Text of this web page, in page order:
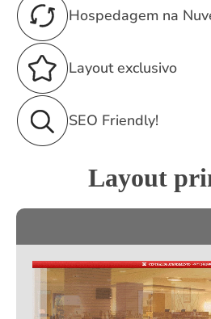
Hospedagem na
Layout exclusivo
SEO Friendly!
Layout